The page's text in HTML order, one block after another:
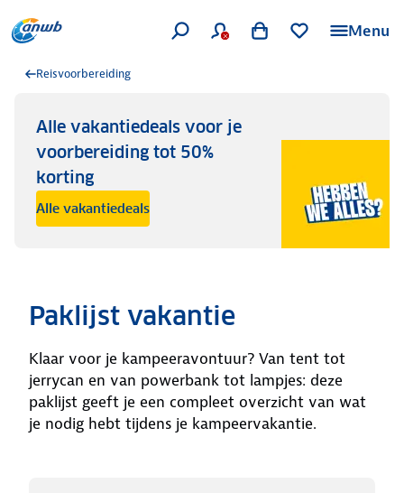
Menu
Reisvoorbereiding
Alle vakantiedeals voor je
voorbereiding tot 50%
korting
Alle vakantiedeals
Paklijst vakantie
Klaar voor je kampeeravontuur? Van tent tot
jerrycan en van powerbank tot lampjes: deze
paklijst geeft je een compleet overzicht van wat
je nodig hebt tijdens je kampeervakantie.